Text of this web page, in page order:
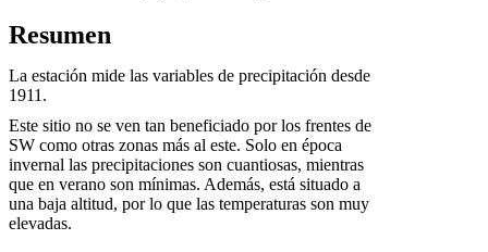
Resumen
La estación mide las variables de precipitación desde
1911.
Este sitio no se ven tan beneficiado por los frentes de
SW como otras zonas más al este. Solo en época
invernal las precipitaciones son cuantiosas, mientras
que en verano son mínimas. Además, está situado a
una baja altitud, por lo que las temperaturas son muy
elevadas.